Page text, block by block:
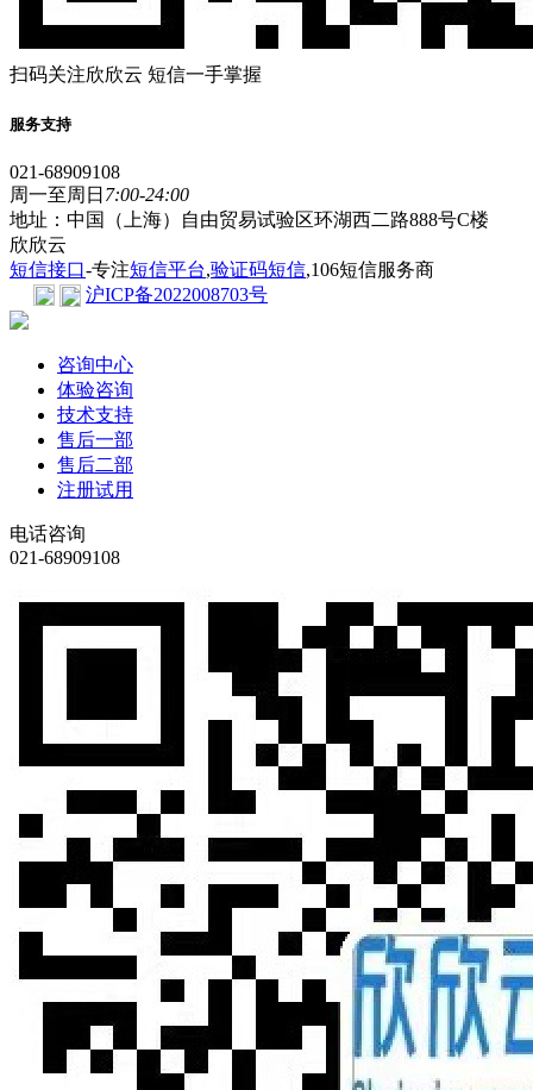
扫码关注欣欣云 短信一手掌握
服务支持
021-68909108
周一至周日 7:00-24:00
地址：中国（上海）自由贸易试验区环湖西二路888号C楼
欣欣云
短信接口-专注短信平台,验证码短信,106短信服务商
沪ICP备2022008703号
咨询中心
体验咨询
技术支持
售后一部
售后二部
注册试用
电话咨询
021-68909108